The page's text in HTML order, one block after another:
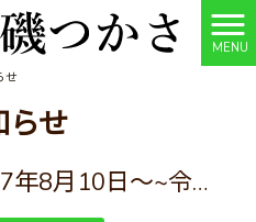
MENU
せ
らせ
日～~令和7年8月23日